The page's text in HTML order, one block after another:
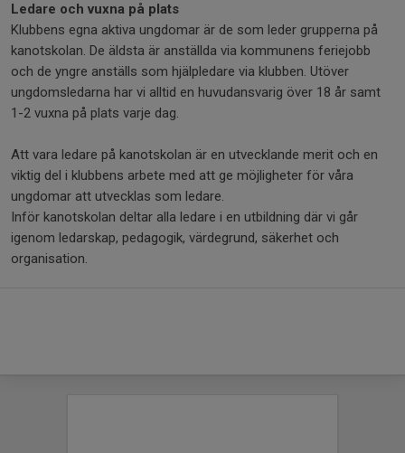
Ledare och vuxna på plats
Klubbens egna aktiva ungdomar är de som leder grupperna på
kanotskolan. De äldsta är anställda via kommunens feriejobb
och de yngre anställs som hjälpledare via klubben. Utöver
ungdomsledarna har vi alltid en huvudansvarig över 18 år samt
1-2 vuxna på plats varje dag.
Att vara ledare på kanotskolan är en utvecklande merit och en
viktig del i klubbens arbete med att ge möjligheter för våra
ungdomar att utvecklas som ledare.
Inför kanotskolan deltar alla ledare i en utbildning där vi går
igenom ledarskap, pedagogik, värdegrund, säkerhet och
organisation.